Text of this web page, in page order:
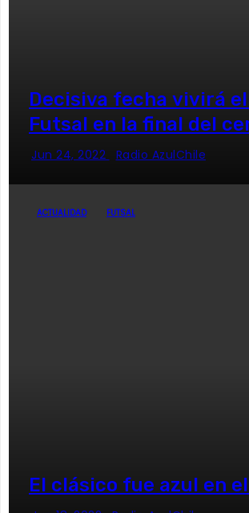
Decisiva fecha vivirá
Futsal en la final del
Jun 24, 2022 Radio AzulChile
ACTUALIDAD FUTSAL
El clásico fue azul en